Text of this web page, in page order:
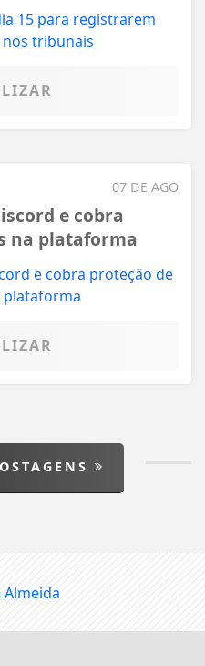
07 DE AGO
e cobra
na plataforma